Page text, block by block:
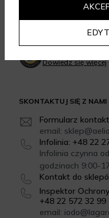
SKONTAKTUJ SIĘ Z NAMI
Formularz
email:
Infolinia: +48 22
Infolinia czynna
godzinach 9:00-
Kontakt do
Inspektor
+48 22 572 32 99
email:
GWARANCJA JAKOŚCI
Dowiedz się więcej